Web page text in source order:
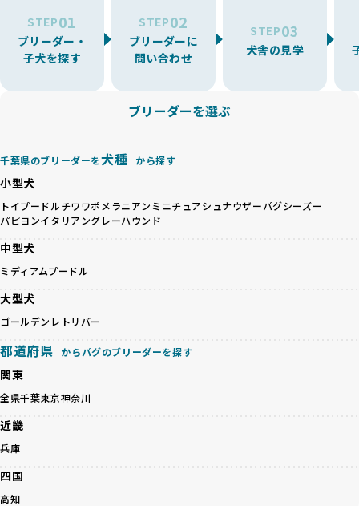
BreederFamiliesでは、アニマルウェルフェアを最優先に考
えた6つの絶対基準と12の総合基準を設定しています。これに
ことを徹底しています。
BreederFamiliesでは、以下の6項目を必須条件とし、これら
基づいた責任あるブリーディングを確保しています。
さらに、健康管理、社会性の育成、遺伝子検査、食事や運動
の質など、ワンちゃんの心身に配慮した飼育環境が整ってい
るかを評価する12項目の総合基準を設けています。これによ
り、より高い基準をクリアしたブリーダーだけを厳選してい
ます。
良ブリーダーのみが登録されています。
BreederFamiliesでは、法令に準拠するだけでなく、ワンち
のみを厳選しています。これにより、ユーザーの皆さんに安
心して選べる選択肢を提供しています。
「BreederFamilesのワンちゃんに優しい18の評価基準」は
こちら
接のヒアリング、現地確認を通じて厳しく評価しています。
このプロセスにより、育成環境や健康管理だけでなく、ブリ
さらに、こうした評価結果は透明性を持って公開されている
ため、どのブリーダーを選んでも安心して子犬をお迎えいた
たりストレスを抱えたりするリスクが高まります。
「少数の犬種に集中」の詳細はこちら
すが、無計画な交配には健康リスクが伴います。異なる犬種
の特徴を持つことで予測しにくい健康問題が発生する可能性
が高く、診断や治療も複雑化する場合があります。また、ミ
待する理想と現実が大きく異なることも少なくありません。
健康と性格を次世代に引き継ぐために、ミックス犬の繁殖を
避けます。無計画な交配がもたらすリスクを理解し、飼い主
への十分な説明とアフターフォローを確保できる範囲での繁
殖を徹底しているのです。
一方、営利優先ブリーダーは流行や需要に応じて安易にミッ
クス犬を繁殖し、健康管理や飼い主への配慮が不十分なこと
が多く見受けられます。場合によっては、チワワ×ハスキー
等体格の異なるリスクの高い交配を行うこともあります。
「ミックス犬を繁殖しない」の詳細はこちら
ペットショップやペットオークションは、流通過程でワンち
ゃんが長時間の輸送を強いられたり、狭いケージに閉じ込め
られるなど、心身に大きな負担がかかります。このような環
境は、ストレスや感染リスクを増大させるだけでなく、ワン
ちゃんの社会性や基本的なしつけにも悪影響を与える可能性
があります。
優良ブリーダーは、ワンちゃんの健康と幸せを第一に考え、
ペットショップやオークションを介さずに直接飼い主に渡す
ことを大切にしています。また、彼らはお迎え先を自身で確
STEP01
ブリーダー・
子犬を探す
STEP02
ブリーダーに
問い合わせ
STEP03
犬舎の見学
ブリーダーを選ぶ
千葉県のブリーダーを犬種 から探す
小型犬
トイプードルチワワポメラニアン ミニチュアシュナウザーパグシーズー
パピヨンイタリアングレーハウンド
中型犬
ミディアムプードル
大型犬
ゴールデンレトリバー
都道府県 からパグのブリーダーを探す
関東
全県千葉東京神奈川
近畿
兵庫
四国
高知